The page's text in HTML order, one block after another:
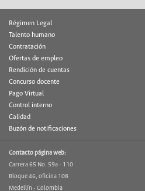
Régimen Legal
Talento humano
Contratación
Ofertas de empleo
Rendición de cuentas
Concurso docente
Pago Virtual
Control interno
Calidad
Buzón de notificaciones
Contacto página web:
Carrera 65 No. 59a - 110
Bloque 46, oficina 108
Medellín - Colombia